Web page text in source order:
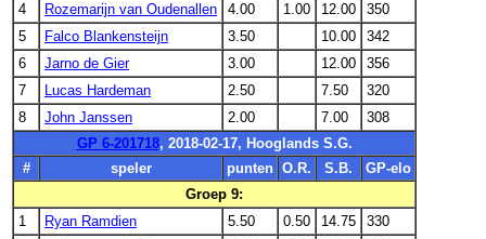
4
Rozemarijn van Oudenallen 4.00 1.00 12.00
350
5
Falco Blankensteijn 3.50 10.00
342
6
Jarno de Gier 3.00 12.00
356
7
Lucas Hardeman 2.50 7.50
320
8
John Janssen 2.00 7.00
308
GP 6-201718, 2018-02-17, Hooglands S.G.
#
speler punten O.R. S.B.
GP-elo
Groep 9:
1
Ryan Ramdien 5.50 0.50 14.75
330